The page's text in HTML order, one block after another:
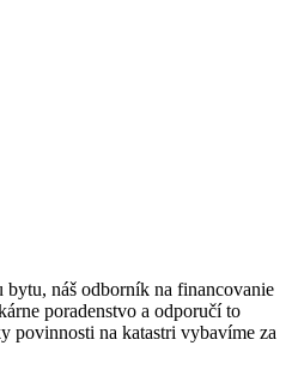
náš odborník na financovanie
poradenstvo a odporučí to
povinnosti na katastri vybavíme za